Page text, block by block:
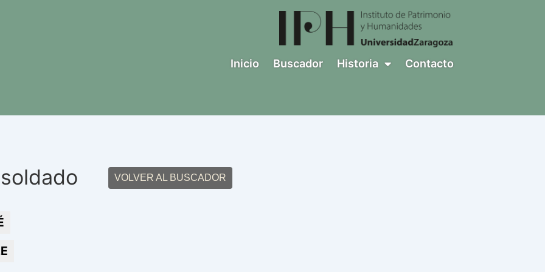
Inicio Buscador Historia Contacto
VOLVER AL BUSCADOR